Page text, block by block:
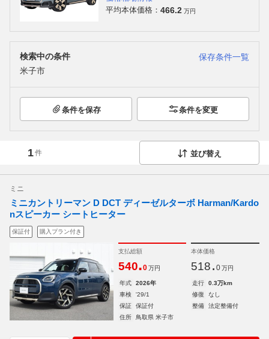
平均本体価格： 466.2 万円
検索中の条件
保存条件一覧
米子市
条件を保存 条件を変更
1件 並び替え
ミニ
ミニカントリーマン D DCT ディーゼルターボ Harman/Kardo
nスピーカー シートヒーター
保証付 購入プラン付き
支払総額
540.0 万円
本体価格
518. 0 万円
年式 2026年 走行
0.3万km
車検
'29/1 修復
なし
保証
保証付 整備
法定整備付
住所
鳥取県 米子市